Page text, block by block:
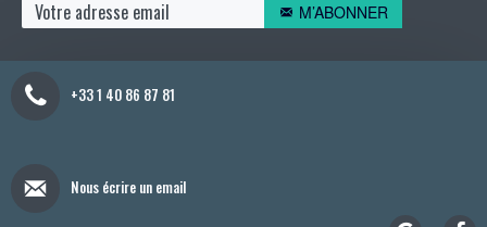
M’ABONNER
+33 1 40 86 87 81
Nous écrire un email